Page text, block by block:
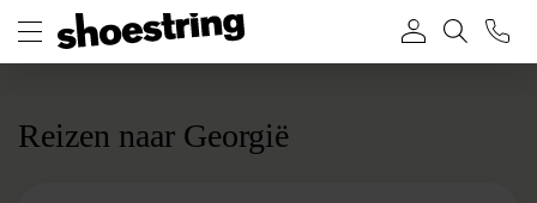
Reizen naar Georgië